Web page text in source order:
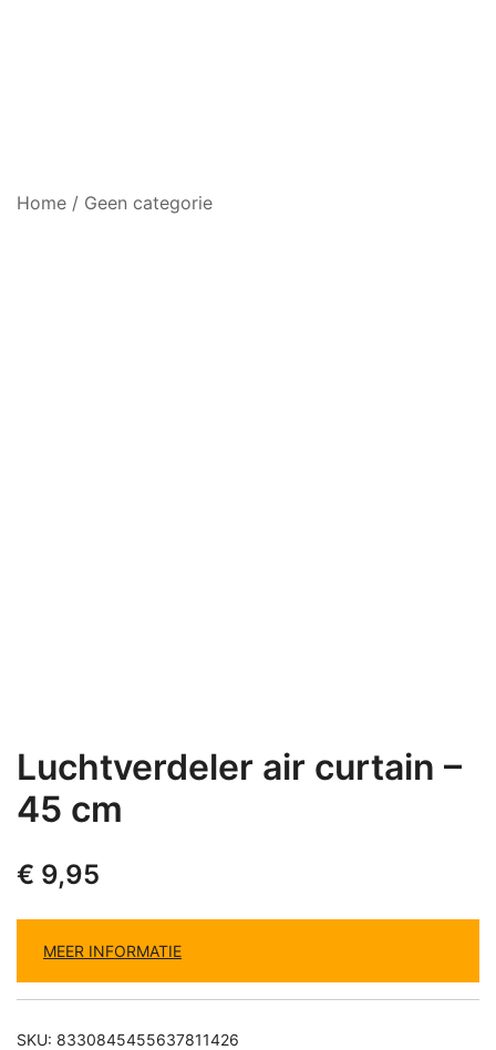
Home / Geen categorie
Luchtverdeler air curtain –
45 cm
€ 9,95
MEER INFORMATIE
SKU: 8330845455637811426